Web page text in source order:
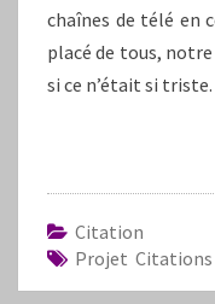
chaînes de télé en
placé de tous,
si ce n’était si triste.
Citation
Projet Citations